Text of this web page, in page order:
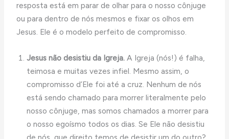
resposta está em parar de olhar para o nosso cônjuge
ou para dentro de nós mesmos e fixar os olhos em
Jesus. Ele é o modelo perfeito de compromisso.
Jesus não desistiu da Igreja. A Igreja (nós!) é falha,
teimosa e muitas vezes infiel. Mesmo assim, o
compromisso d’Ele foi até a cruz. Nenhum de nós
está sendo chamado para morrer literalmente pelo
nosso cônjuge, mas somos chamados a morrer para
o nosso egoísmo todos os dias. Se Ele não desistiu